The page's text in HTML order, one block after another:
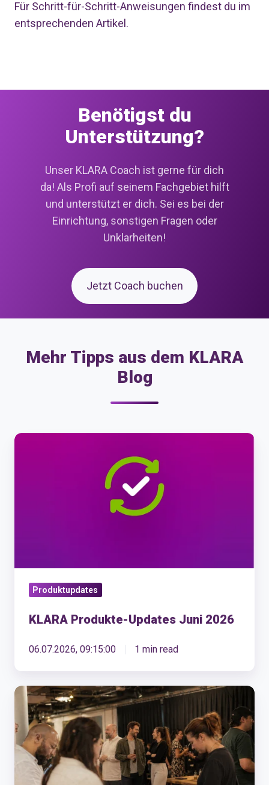
Für Schritt-für-Schritt-Anweisungen findest du im
entsprechenden Artikel.
Benötigst du
Unterstützung?
Unser KLARA Coach ist gerne für dich
da! Als Profi auf seinem Fachgebiet hilft
und unterstützt er dich. Sei es bei der
Einrichtung, sonstigen Fragen oder
Unklarheiten!
Jetzt Coach buchen
Mehr Tipps aus dem KLARA
Blog
KLARA
Produktupdates
KLARA Produkte-Updates Juni 2026
06.07.2026, 09:15:00 1 min read
Was
KMU
von
ihrem
Kassensystem
wirklich